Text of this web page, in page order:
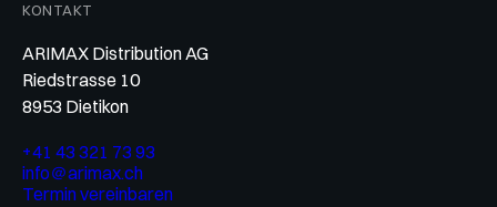
KONTAKT
ARIMAX Distribution AG
Riedstrasse 10
8953 Dietikon
+41 43 321 73 93
info＠arimax.ch
Termin vereinbaren